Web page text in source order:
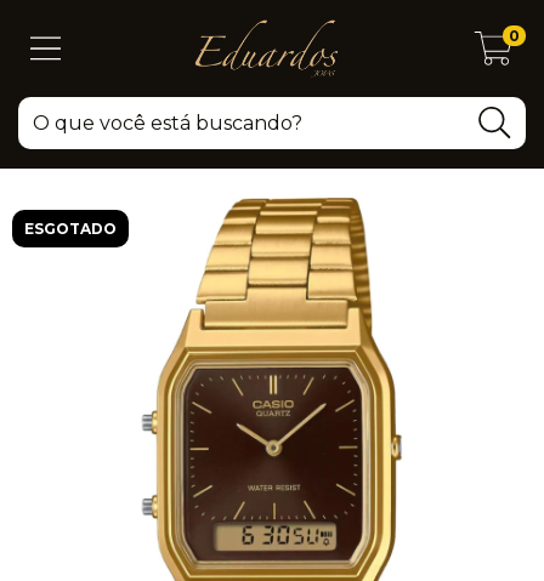
0
ESGOTADO